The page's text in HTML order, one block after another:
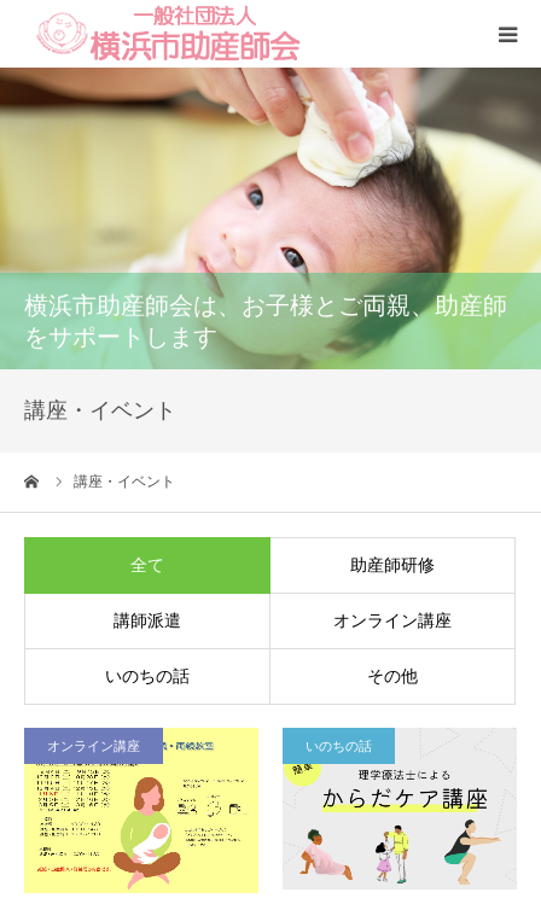
横浜市助産師会は、お子様とご両親、助産師
をサポートします
講座・イベント
講座・イベント
全て 助産師研修
講師派遣 オンライン講座
いのちの話 その他
オンライン講座 いのちの話
Home
養成講座
研修
お問合せ